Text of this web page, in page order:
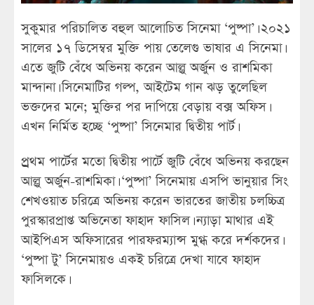
সুকুমার পরিচালিত বহুল আলোচিত সিনেমা ‘পুষ্পা’। ২০২১
সালের ১৭ ডিসেম্বর মুক্তি পায় তেলেগু ভাষার এ সিনেমা।
এতে জুটি বেঁধে অভিনয় করেন আল্লু অর্জুন ও রাশমিকা
মান্দানা। সিনেমাটির গল্প, আইটেম গান ঝড় তুলেছিল
ভক্তদের মনে; মুক্তির পর দাপিয়ে বেড়ায় বক্স অফিস।
এখন নির্মিত হচ্ছে ‘পুষ্পা’ সিনেমার দ্বিতীয় পার্ট।
প্র্রথম পার্টের মতো দ্বিতীয় পার্টে জুটি বেঁধে অভিনয় করছেন
আল্লু অর্জুন-রাশমিকা। ‘পুষ্পা’ সিনেমায় এসপি ভানুয়ার সিং
শেখওয়াত চরিত্রে অভিনয় করেন ভারতের জাতীয় চলচ্চিত্র
পুরস্কারপ্রাপ্ত অভিনেতা ফাহাদ ফাসিল। ন্যাড়া মাথার এই
আইপিএস অফিসারের পারফরম্যান্স মুগ্ধ করে দর্শকদের।
‘পুষ্পা টু’ সিনেমায়ও একই চরিত্রে দেখা যাবে ফাহাদ
ফাসিলকে।